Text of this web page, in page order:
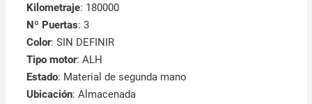
Kilometraje: 180000
Nº Puertas: 3
Color: SIN DEFINIR
Tipo motor: ALH
Estado: Material de segunda mano
Ubicación: Almacenada